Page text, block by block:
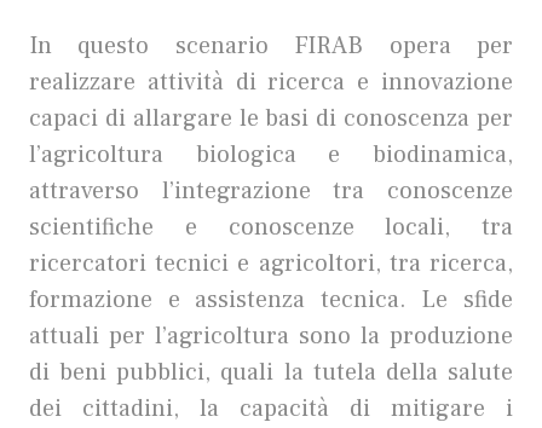
In questo scenario FIRAB opera per
realizzare attività di ricerca e innovazione
capaci di allargare le basi di conoscenza per
l’agricoltura biologica e biodinamica,
attraverso l’integrazione tra conoscenze
scientifiche e conoscenze locali, tra
ricercatori tecnici e agricoltori, tra ricerca,
formazione e assistenza tecnica. Le sfide
attuali per l’agricoltura sono la produzione
di beni pubblici, quali la tutela della salute
dei cittadini, la capacità di mitigare i